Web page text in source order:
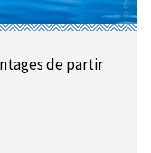
de partir